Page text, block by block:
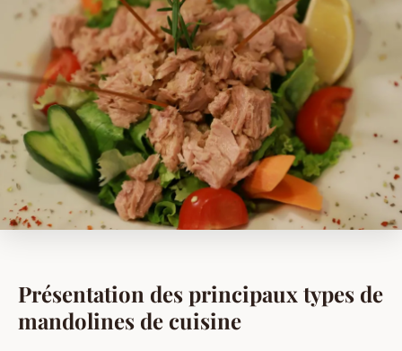
Présentation des principaux types de
mandolines de cuisine